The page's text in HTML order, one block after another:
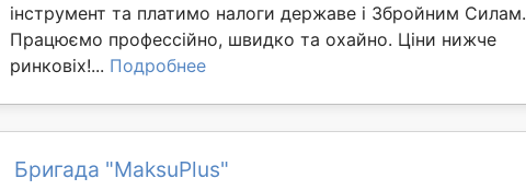
інструмент та платимо налоги державе і Збройним Силам.
Працюємо профессійно, швидко та охайно. Ціни нижче
ринковіх!... Подробнее
Бригада "MaksuPlus"